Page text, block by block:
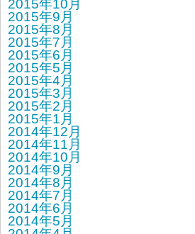
2015年10月
2015年9月
2015年8月
2015年7月
2015年6月
2015年5月
2015年4月
2015年3月
2015年2月
2015年1月
2014年12月
2014年11月
2014年10月
2014年9月
2014年8月
2014年7月
2014年6月
2014年5月